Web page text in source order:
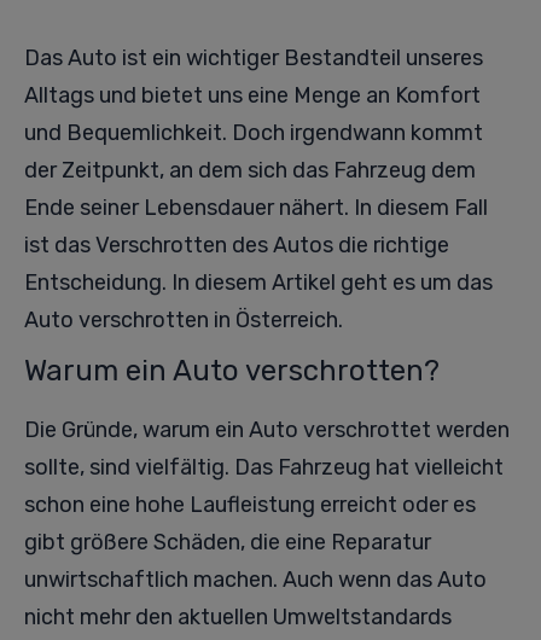
Das Auto ist ein wichtiger Bestandteil unseres
Alltags und bietet uns eine Menge an Komfort
und Bequemlichkeit. Doch irgendwann kommt
der Zeitpunkt, an dem sich das Fahrzeug dem
Ende seiner Lebensdauer nähert. In diesem Fall
ist das Verschrotten des Autos die richtige
Entscheidung. In diesem Artikel geht es um das
Auto verschrotten in Österreich.
Warum ein Auto verschrotten?
Die Gründe, warum ein Auto verschrottet werden
sollte, sind vielfältig. Das Fahrzeug hat vielleicht
schon eine hohe Laufleistung erreicht oder es
gibt größere Schäden, die eine Reparatur
unwirtschaftlich machen. Auch wenn das Auto
nicht mehr den aktuellen Umweltstandards